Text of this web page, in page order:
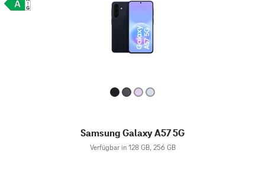
Samsung Galaxy A57 5G
Verfügbar in 128 GB, 256 GB